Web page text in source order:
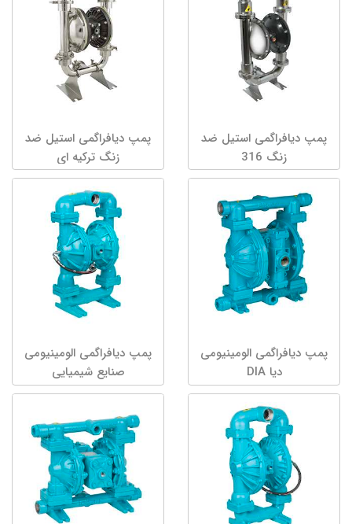
پمپ دیافراگمی استیل ضد
زنگ 316
پمپ دیافراگمی استیل ضد
زنگ ترکیه ای
پمپ دیافراگمی الومینیومی
دیا DIA
پمپ دیافراگمی الومینیومی
صنایع شیمیایی